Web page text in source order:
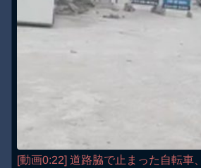
[動画0:22] 道路脇で止まった自転車